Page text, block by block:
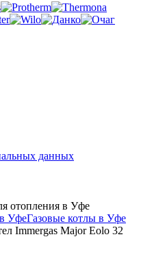
данных
отопления в Уфе
УфеГазовые котлы в Уфе
Immergas Major Eolo 32